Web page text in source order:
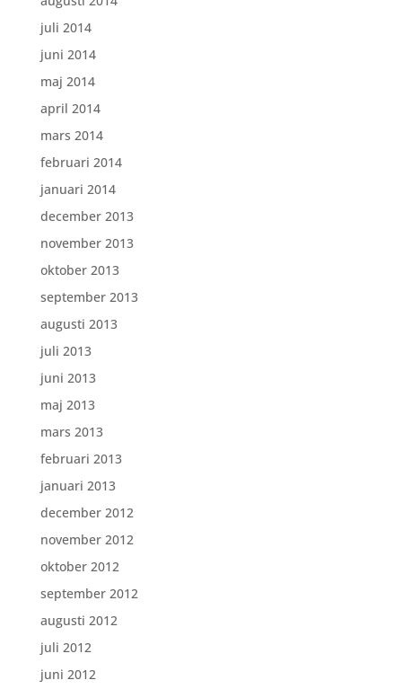
juli 2014
juni 2014
maj 2014
april 2014
mars 2014
februari 2014
januari 2014
december 2013
november 2013
oktober 2013
september 2013
augusti 2013
juli 2013
juni 2013
maj 2013
mars 2013
februari 2013
januari 2013
december 2012
november 2012
oktober 2012
september 2012
augusti 2012
juli 2012
juni 2012